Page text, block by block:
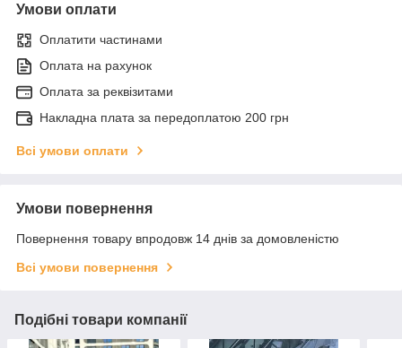
Умови оплати
Оплатити частинами
Оплата на рахунок
Оплата за реквізитами
Накладна плата за передоплатою 200 грн
Всі умови оплати
Умови повернення
Повернення товару впродовж 14 днів за домовленістю
Всі умови повернення
Подібні товари компанії